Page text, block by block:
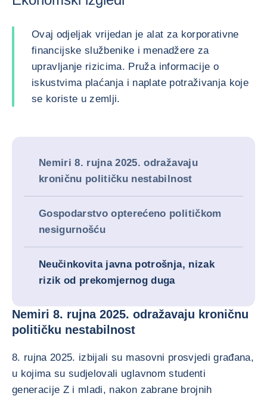
Ovaj odjeljak vrijedan je alat za korporativne
financijske službenike i menadžere za
upravljanje rizicima. Pruža informacije o
iskustvima plaćanja i naplate potraživanja koje
se koriste u zemlji.
Nemiri 8. rujna 2025. odražavaju
kroničnu političku nestabilnost
Gospodarstvo opterećeno političkom
nesigurnošću
Neučinkovita javna potrošnja, nizak
rizik od prekomjernog duga
Nemiri 8. rujna 2025. odražavaju kroničnu
političku nestabilnost
8. rujna 2025. izbijali su masovni prosvjedi građana,
u kojima su sudjelovali uglavnom studenti
generacije Z i mladi, nakon zabrane brojnih